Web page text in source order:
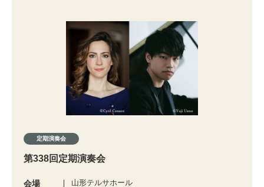
定期演奏会
第338回定期演奏会
会場 山形テルサホール